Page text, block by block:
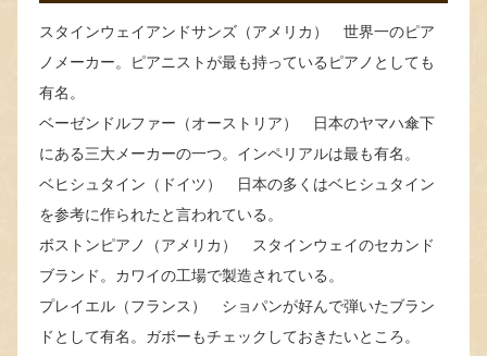
スタインウェイアンドサンズ（アメリカ） 世界一のピア
ノメーカー。ピアニストが最も持っているピアノとしても
有名。
ベーゼンドルファー（オーストリア） 日本のヤマハ傘下
にある三大メーカーの一つ。インペリアルは最も有名。
ベヒシュタイン（ドイツ） 日本の多くはベヒシュタイン
を参考に作られたと言われている。
ボストンピアノ（アメリカ） スタインウェイのセカンド
ブランド。カワイの工場で製造されている。
プレイエル（フランス） ショパンが好んで弾いたブラン
ドとして有名。ガボーもチェックしておきたいところ。